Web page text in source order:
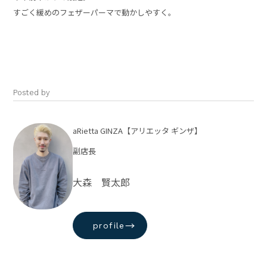
すごく緩めのフェザーパーマで動かしやすく。
Posted by
aRietta GINZA【アリエッタ ギンザ】
副店長
大森 賢太郎
profile→